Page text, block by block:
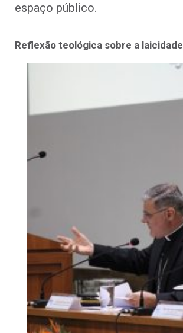
espaço público.
Reflexão teológica sobre a laicidade